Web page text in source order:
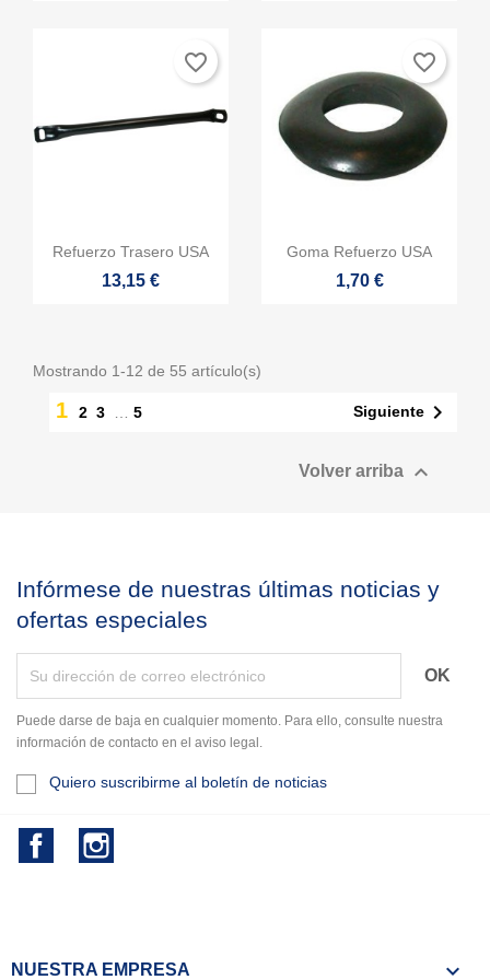
Vista rápida
Refuerzo Trasero USA
13,15 €
favorite_border
Vista rápida
Goma Refuerzo USA
1,70 €
favorite_border
Mostrando 1-12 de 55 artículo(s)
1 2 3 … 5 Siguiente 
Volver arriba 
Infórmese de nuestras últimas noticias y
ofertas especiales
Puede darse de baja en cualquier momento. Para ello, consulte nuestra
información de contacto en el aviso legal.
Quiero suscribirme al boletín de noticias
Facebook
NUESTRA EMPRESA 